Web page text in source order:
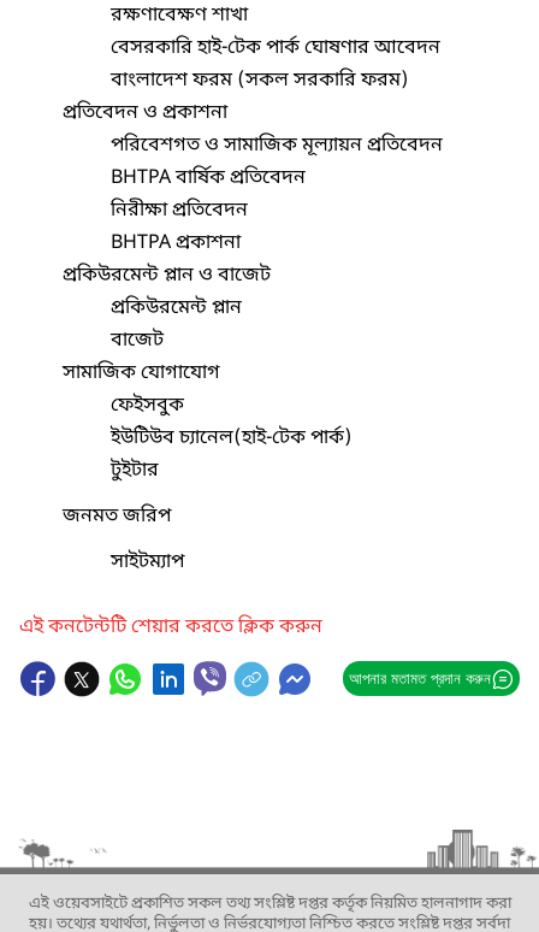
রক্ষণাবেক্ষণ শাখা
বেসরকারি হাই-টেক পার্ক ঘোষণার আবেদন
বাংলাদেশ ফরম (সকল সরকারি ফরম)
প্রতিবেদন ও প্রকাশনা
পরিবেশগত ও সামাজিক মূল্যায়ন প্রতিবেদন
BHTPA বার্ষিক প্রতিবেদন
নিরীক্ষা প্রতিবেদন
BHTPA প্রকাশনা
প্রকিউরমেন্ট প্লান ও বাজেট
প্রকিউরমেন্ট প্লান
বাজেট
সামাজিক যোগাযোগ
ফেইসবুক
ইউটিউব চ্যানেল(হাই-টেক পার্ক)
টুইটার
জনমত জরিপ
সাইটম্যাপ
এই কনটেন্টটি শেয়ার করতে ক্লিক করুন
আপনার মতামত প্রদান করুন
এই ওয়েবসাইটে প্রকাশিত সকল তথ্য সংশ্লিষ্ট দপ্তর কর্তৃক নিয়মিত হালনাগাদ করা
হয়। তথ্যের যথার্থতা, নির্ভুলতা ও নির্ভরযোগ্যতা নিশ্চিত করতে সংশ্লিষ্ট দপ্তর সর্বদা